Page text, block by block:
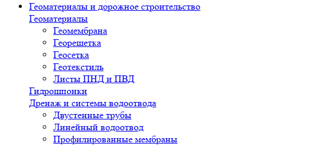
Геоматериалы и дорожное строительство
Геоматериалы
Геомембрана
Георешетка
Геосетка
Геотекстиль
Листы ПНД и ПВД
Гидрошпонки
Дренаж и системы водоотвода
Двустенные трубы
Линейный водоотвод
Профилированные мембраны